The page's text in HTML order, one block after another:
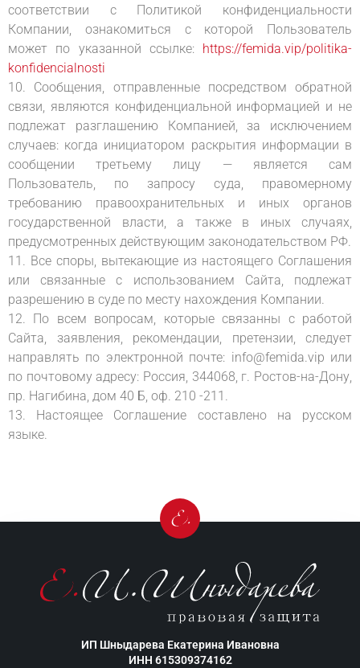
соответствии с Политикой конфиденциальности
Компании, ознакомиться с которой Пользователь
может по указанной ссылке: https://femida.vip/politika-
konfidencialnosti
10. Сообщения, отправленные посредством обратной
связи, являются конфиденциальной информацией и не
подлежат разглашению Компанией, за исключением
случаев: когда инициатором раскрытия информации в
сообщении третьему лицу — является сам
Пользователь, по запросу суда, правомерному
требованию правоохранительных и иных органов
государственной власти, а также в иных случаях,
предусмотренных действующим законодательством РФ.
11. Все споры, вытекающие из настоящего Соглашения
или связанные с использованием Сайта, подлежат
разрешению в суде по месту нахождения Компании.
12. По всем вопросам, которые связанны с работой
Сайта, заявления, рекомендации, претензии, следует
направлять по электронной почте: info@femida.vip или
по почтовому адресу: Россия, 344068, г. Ростов-на-Дону,
пр. Нагибина, дом 40 Б, оф. 210 -211.
13. Настоящее Соглашение составлено на русском
языке.
ИП Шныдарева Екатерина Ивановна
ИНН 615309374162